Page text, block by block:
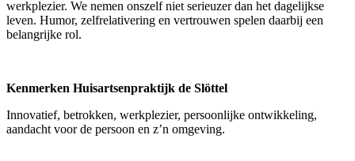
werkplezier. We nemen onszelf niet serieuzer dan het dagelijkse
leven. Humor, zelfrelativering en vertrouwen spelen daarbij een
belangrijke rol.
Kenmerken Huisartsenpraktijk de Slöttel
Innovatief, betrokken, werkplezier, persoonlijke ontwikkeling,
aandacht voor de persoon en z’n omgeving.